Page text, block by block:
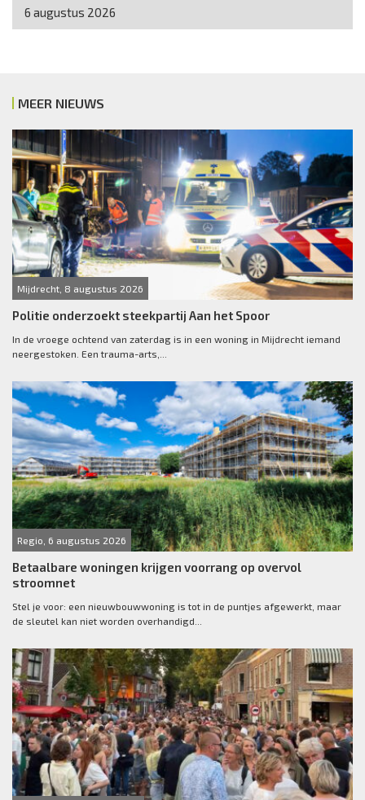
6 augustus 2026
MEER NIEUWS
Mijdrecht, 8 augustus 2026
Politie onderzoekt steekpartij Aan het Spoor
In de vroege ochtend van zaterdag is in een woning in Mijdrecht iemand
neergestoken. Een trauma-arts,...
Regio, 6 augustus 2026
Betaalbare woningen krijgen voorrang op overvol
stroomnet
Stel je voor: een nieuwbouwwoning is tot in de puntjes afgewerkt, maar
de sleutel kan niet worden overhandigd...